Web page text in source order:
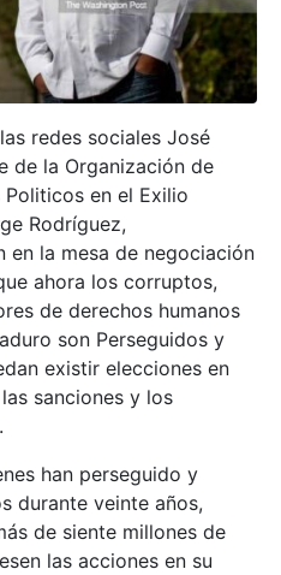
redes sociales José
de la Organización de
Politicos en el Exilio
Rodríguez,
en la mesa de negociación
ahora los corruptos,
de derechos humanos
son Perseguidos y
existir elecciones en
sanciones y los
han perseguido y
durante veinte años,
de siente millones de
las acciones en su